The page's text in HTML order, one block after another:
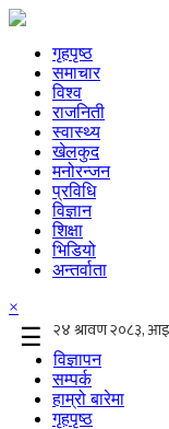
गृहपृष्ठ
समाचार
विश्व
राजनिती
स्वास्थ्य
खेलकुद
मनोरन्जन
प्रविधि
विज्ञान
शिक्षा
भिडियो
अन्तर्वाता
×
☰
विज्ञापन
सम्पर्क
हाम्रो बारेमा
गृहपृष्ठ